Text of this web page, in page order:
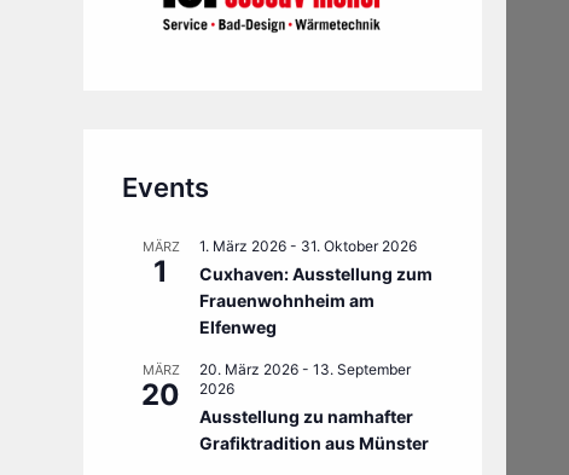
Events
MÄRZ
1
1. März 2026 - 31. Oktober 2026
Cuxhaven: Ausstellung zum
Frauenwohnheim am
Elfenweg
MÄRZ
20
20. März 2026 - 13. September
2026
Ausstellung zu namhafter
Grafiktradition aus Münster